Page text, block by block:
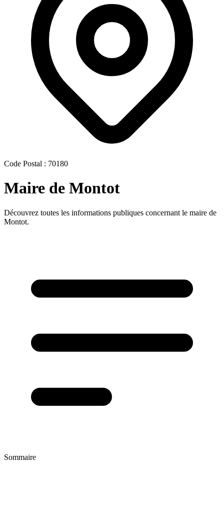
Code Postal : 70180
Maire de Montot
Découvrez toutes les informations publiques concernant le maire de
Montot.
Sommaire